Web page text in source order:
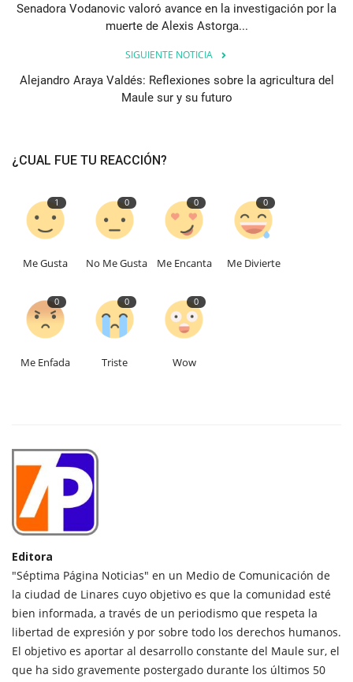
Senadora Vodanovic valoró avance en la investigación por la
muerte de Alexis Astorga...
SIGUIENTE NOTICIA
Alejandro Araya Valdés: Reflexiones sobre la agricultura del
Maule sur y su futuro
¿CUAL FUE TU REACCIÓN?
1
Me Gusta
0
No Me Gusta
0
Me Encanta
0
Me Divierte
0
Me Enfada
0
Triste
0
Wow
Editora
"Séptima Página Noticias" en un Medio de Comunicación de
la ciudad de Linares cuyo objetivo es que la comunidad esté
bien informada, a través de un periodismo que respeta la
libertad de expresión y por sobre todo los derechos humanos.
El objetivo es aportar al desarrollo constante del Maule sur, el
que ha sido gravemente postergado durante los últimos 50